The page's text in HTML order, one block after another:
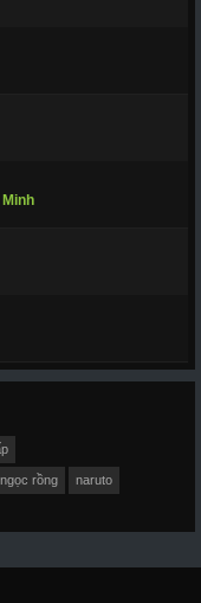
rồng naruto